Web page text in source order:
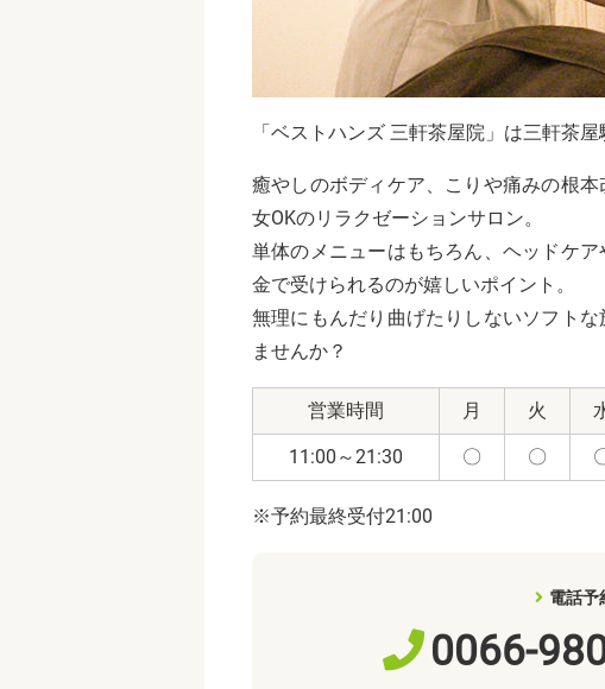
「ベストハンズ 三軒茶屋院」は三軒茶
癒やしのボディケア、こりや痛みの根
女OKのリラクゼーションサロン。
単体のメニューはもちろん、ヘッドケ
金で受けられるのが嬉しいポイント。
無理にもんだり曲げたりしないソフト
ませんか？
営業時間 月 火
11:00～21:30 〇 〇
※予約最終受付21:00
電話予
0066-